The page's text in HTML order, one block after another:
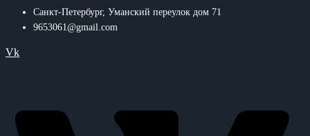
Санкт-Петербург, Уманский переулок дом 71
9653061@gmail.com
Vk